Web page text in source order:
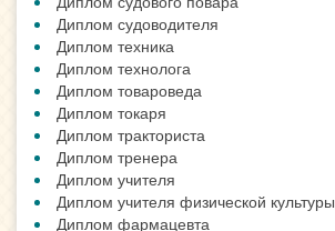
Диплом судоводителя
Диплом техника
Диплом технолога
Диплом товароведа
Диплом токаря
Диплом тракториста
Диплом тренера
Диплом учителя
Диплом учителя физической культуры
Диплом фармацевта